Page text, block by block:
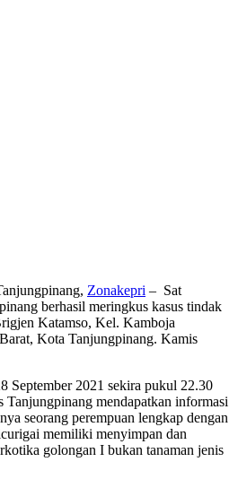
Zonakepri – Sat
berhasil meringkus kasus tindak
Katamso, Kel. Kamboja
Kota Tanjungpinang. Kamis
September 2021 sekira pukul 22.30
mendapatkan informasi
seorang perempuan lengkap dengan
memiliki menyimpan dan
golongan I bukan tanaman jenis